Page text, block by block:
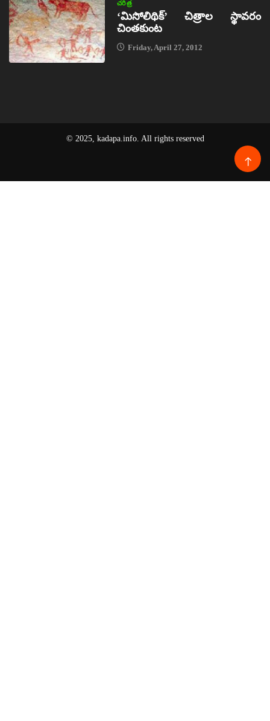
చరిత్ర
‘మిసోలిథిక్‌’ చిత్రాల స్థావరం
చింతకుంట
Friday, April 27, 2012
© 2025, kadapa.info. All rights reserved